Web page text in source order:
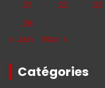
21 22 23
28
« Jan
Mar »
Catégories